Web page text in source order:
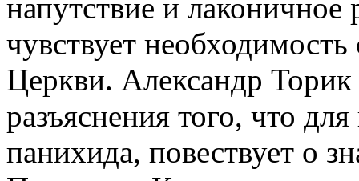
напутствие и лаконичное
чувствует
Церкви. Александр
разъяснения того, что
панихида, повествует о